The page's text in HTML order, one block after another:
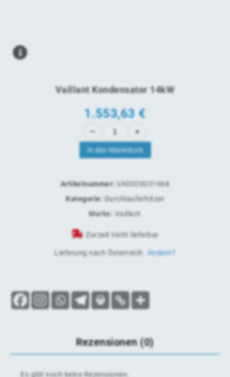
Vaillant Kondensator 14kW
1.553,63€
In den Warenkorb
Artikelnummer: VA0020031968
Kategorie:
Durchlauferhitzer
Marke:
Vaillant
Zurzeit nicht lieferbar
Lieferung nach Österreich Ändern?
Rezensionen (0)
Es gibt noch keine Rezensionen.